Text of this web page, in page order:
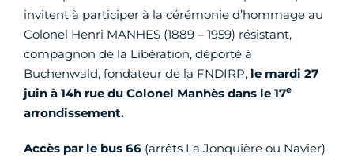
invitent à participer à la cérémonie d’hommage au
Colonel Henri MANHES (1889 – 1959) résistant,
compagnon de la Libération, déporté à
Buchenwald, fondateur de la FNDIRP, le mardi 27
juin à 14h rue du Colonel Manhès dans le 17e
arrondissement.
Accès par le bus 66 (arrêts La Jonquière ou Navier)